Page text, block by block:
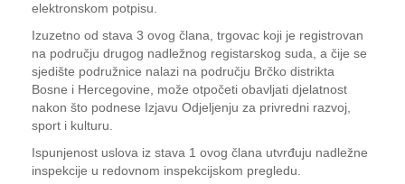
elektronskom potpisu.
Izuzetno od stava 3 ovog člana, trgovac koji je registrovan
na području drugog nadležnog registarskog suda, a čije se
sjedište podružnice nalazi na području Brčko distrikta
Bosne i Hercegovine, može otpočeti obavljati djelatnost
nakon što podnese Izjavu Odjeljenju za privredni razvoj,
sport i kulturu.
Ispunjenost uslova iz stava 1 ovog člana utvrđuju nadležne
inspekcije u redovnom inspekcijskom pregledu.